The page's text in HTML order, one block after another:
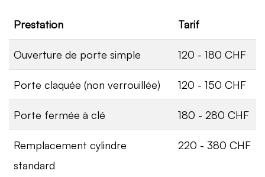
Prestation Tarif
Ouverture de porte simple 120 - 180 CHF
Porte claquée (non verrouillée) 120 - 150 CHF
Porte fermée à clé 180 - 280 CHF
Remplacement cylindre
standard
220 - 380 CHF